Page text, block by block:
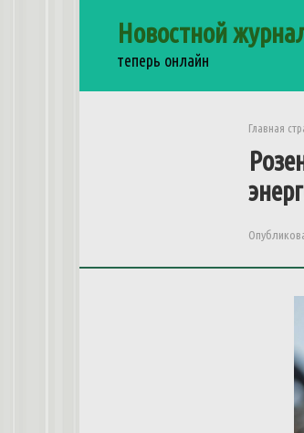
Новостной
теперь онлайн
Главная